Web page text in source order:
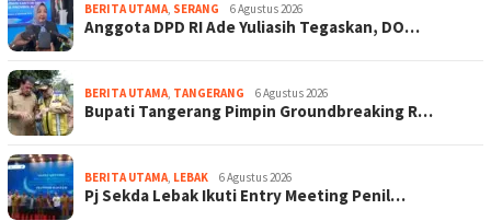
BERITA UTAMA, SERANG 6 Agustus 2026
Anggota DPD RI Ade Yuliasih Tegaskan, DO…
BERITA UTAMA, TANGERANG 6 Agustus 2026
Bupati Tangerang Pimpin Groundbreaking R…
BERITA UTAMA, LEBAK 6 Agustus 2026
Pj Sekda Lebak Ikuti Entry Meeting Penil…